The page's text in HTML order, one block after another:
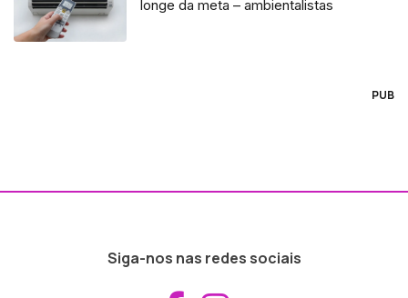
longe da meta – ambientalistas
PUB
Siga-nos nas redes sociais